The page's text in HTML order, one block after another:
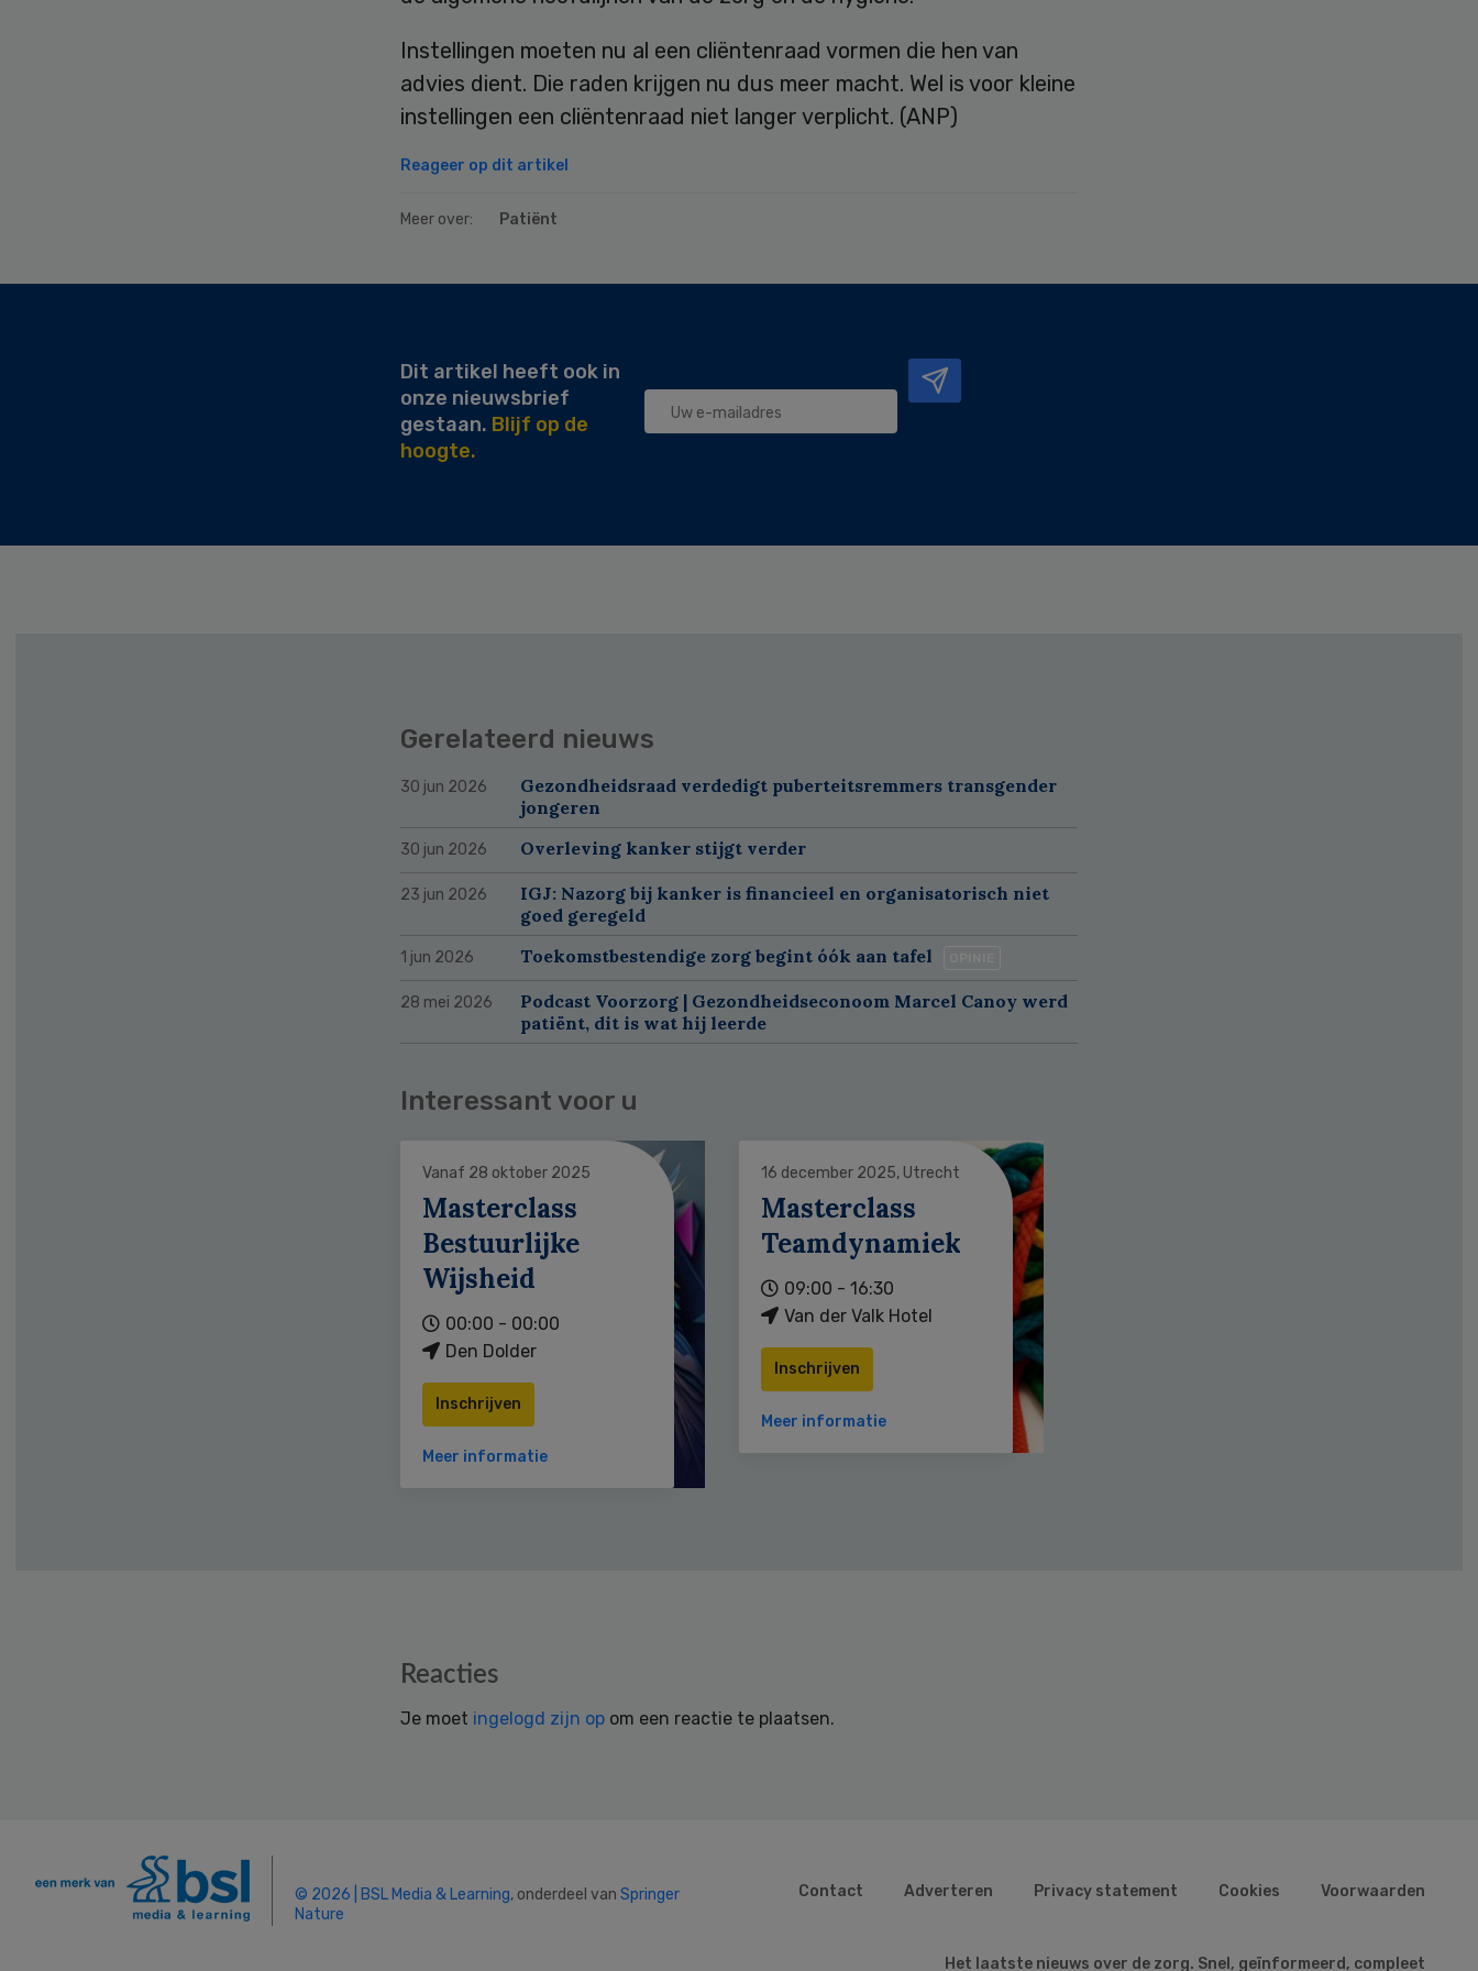
Instellingen moeten nu al een cliëntenraad vormen die hen van
advies dient. Die raden krijgen nu dus meer macht. Wel is voor kleine
instellingen een cliëntenraad niet langer verplicht. (ANP)
Reageer op dit artikel
Meer over: Patiënt
Dit artikel heeft ook in
onze nieuwsbrief
gestaan. Blijf op de
hoogte.
Gerelateerd nieuws
30 jun 2026
Gezondheidsraad verdedigt puberteitsremmers transgender
jongeren
30 jun 2026 Overleving kanker stijgt verder
23 jun 2026
IGJ: Nazorg bij kanker is financieel en organisatorisch niet
goed geregeld
1 jun 2026 Toekomstbestendige zorg begint óók aan tafel
28 mei 2026
Podcast Voorzorg | Gezondheidseconoom Marcel Canoy werd
patiënt, dit is wat hij leerde
Interessant voor u
Vanaf 28 oktober 2025
Masterclass
Bestuurlijke
Wijsheid
00:00 - 00:00
Den Dolder
Inschrijven
Meer informatie
16 december 2025, Utrecht
Masterclass
Teamdynamiek
09:00 - 16:30
Van der Valk Hotel
Inschrijven
Meer informatie
Reacties
Je moet ingelogd zijn op om een reactie te plaatsen.
© 2026 | BSL Media & Learning, onderdeel van Springer
Nature
Contact Adverteren Privacy statement Cookies Voorwaarden
Het laatste nieuws over de zorg. Snel, geïnformeerd, compleet